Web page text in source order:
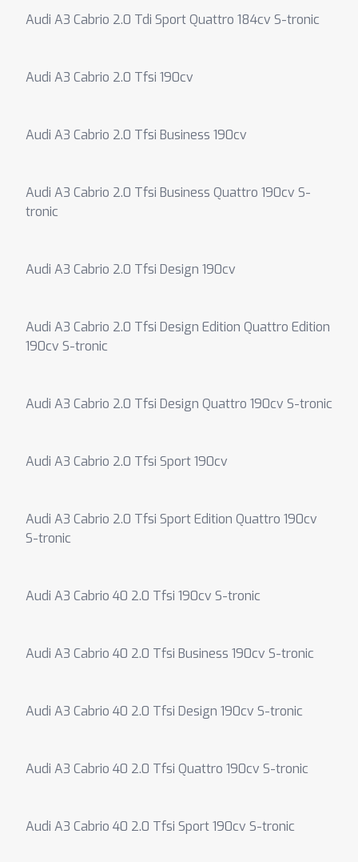
Audi A3 Cabrio 2.0 Tdi Sport Quattro 184cv S-tronic
Audi A3 Cabrio 2.0 Tfsi 190cv
Audi A3 Cabrio 2.0 Tfsi Business 190cv
Audi A3 Cabrio 2.0 Tfsi Business Quattro 190cv S-
tronic
Audi A3 Cabrio 2.0 Tfsi Design 190cv
Audi A3 Cabrio 2.0 Tfsi Design Edition Quattro Edition
190cv S-tronic
Audi A3 Cabrio 2.0 Tfsi Design Quattro 190cv S-tronic
Audi A3 Cabrio 2.0 Tfsi Sport 190cv
Audi A3 Cabrio 2.0 Tfsi Sport Edition Quattro 190cv
S-tronic
Audi A3 Cabrio 40 2.0 Tfsi 190cv S-tronic
Audi A3 Cabrio 40 2.0 Tfsi Business 190cv S-tronic
Audi A3 Cabrio 40 2.0 Tfsi Design 190cv S-tronic
Audi A3 Cabrio 40 2.0 Tfsi Quattro 190cv S-tronic
Audi A3 Cabrio 40 2.0 Tfsi Sport 190cv S-tronic